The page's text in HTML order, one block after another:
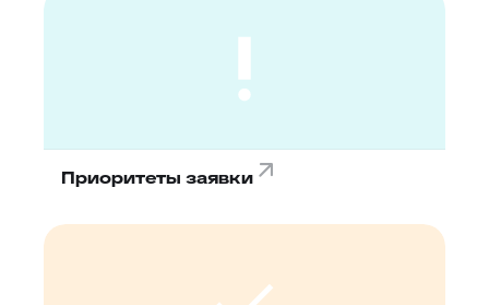
Приоритеты заявки